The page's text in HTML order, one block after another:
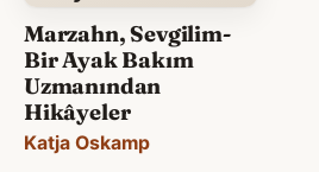
Marzahn, Sevgilim-
Bir Ayak Bakım
Uzmanından
Hikâyeler
Katja Oskamp